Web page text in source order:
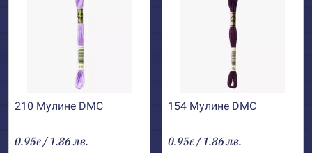
210 Мулине DMC
0.95€ / 1.86 лв.
154 Мулине DMC
0.95€ / 1.86 лв.